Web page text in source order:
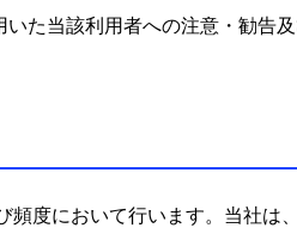
た当該利用者への注意・勧告
度において行います。当社